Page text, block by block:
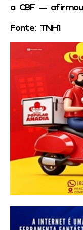
a CBF —
Fonte: TNH1